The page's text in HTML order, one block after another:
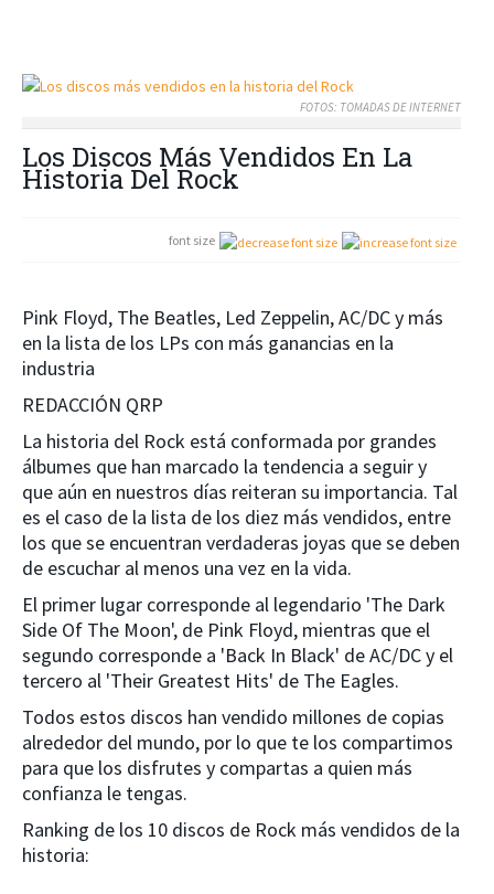
FOTOS: TOMADAS DE INTERNET
Los Discos Más Vendidos En La
Historia Del Rock
font size
Pink Floyd, The Beatles, Led Zeppelin, AC/DC y más
en la lista de los LPs con más ganancias en la
industria
REDACCIÓN QRP
La historia del Rock está conformada por grandes
álbumes que han marcado la tendencia a seguir y
que aún en nuestros días reiteran su importancia. Tal
es el caso de la lista de los diez más vendidos, entre
los que se encuentran verdaderas joyas que se deben
de escuchar al menos una vez en la vida.
El primer lugar corresponde al legendario 'The Dark
Side Of The Moon', de Pink Floyd, mientras que el
segundo corresponde a 'Back In Black' de AC/DC y el
tercero al 'Their Greatest Hits' de The Eagles.
Todos estos discos han vendido millones de copias
alrededor del mundo, por lo que te los compartimos
para que los disfrutes y compartas a quien más
confianza le tengas.
Ranking de los 10 discos de Rock más vendidos de la
historia: